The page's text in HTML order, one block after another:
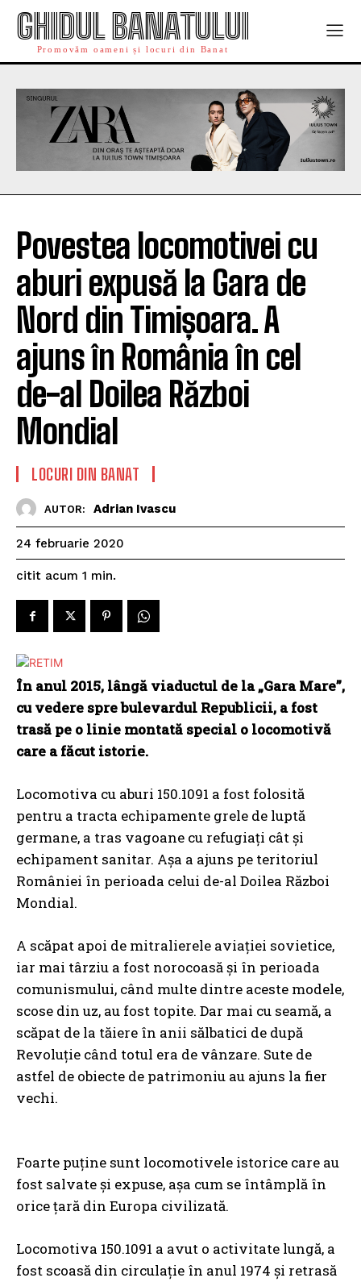
GHIDUL BANATULUI
Promovăm oameni și locuri din Banat
Povestea locomotivei cu
aburi expusă la Gara de
Nord din Timișoara. A
ajuns în România în cel
de-al Doilea Război
Mondial
LOCURI DIN BANAT
AUTOR: Adrian Ivascu
24 februarie 2020
citit acum 1 min.
În anul 2015, lângă viaductul de la „Gara Mare”,
cu vedere spre bulevardul Republicii, a fost
trasă pe o linie montată special o locomotivă
care a făcut istorie.
Locomotiva cu aburi 150.1091 a fost folosită
pentru a tracta echipamente grele de luptă
germane, a tras vagoane cu refugiaţi cât şi
echipament sanitar. Aşa a ajuns pe teritoriul
României în perioada celui de-al Doilea Război
Mondial.
A scăpat apoi de mitralierele aviaţiei sovietice,
iar mai târziu a fost norocoasă şi în perioada
comunismului, când multe dintre aceste modele,
scose din uz, au fost topite. Dar mai cu seamă, a
scăpat de la tăiere în anii sălbatici de după
Revoluţie când totul era de vânzare. Sute de
astfel de obiecte de patrimoniu au ajuns la fier
vechi.
Foarte puţine sunt locomotivele istorice care au
fost salvate şi expuse, aşa cum se întâmplă în
orice ţară din Europa civilizată.
Locomotiva 150.1091 a avut o activitate lungă, a
fost scoasă din circulaţie în anul 1974 şi retrasă